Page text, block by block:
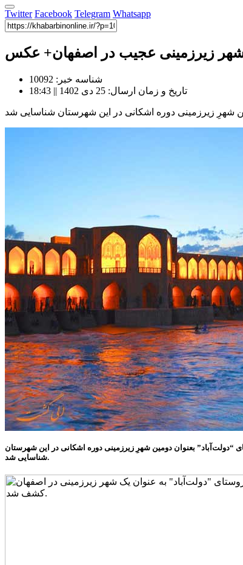
Twitter Facebook Telegram Whatsapp
زیرزمینی عجیب در اصفهان+ عکس
شناسه خبر: 10092
تاریخ و زمان ارسال: 25 دی 1402 || 18:43
و کَروَن از توابع اصفهان گفت: محوطه‌ای با مساحت بالغ‌ بر۱۰ هزار مترمربع در روستای “دولت‌آباد” بعنوان دومین شهرِ زیرزمینی دوره اشکانی در این شهرستان
شناسایی شد.